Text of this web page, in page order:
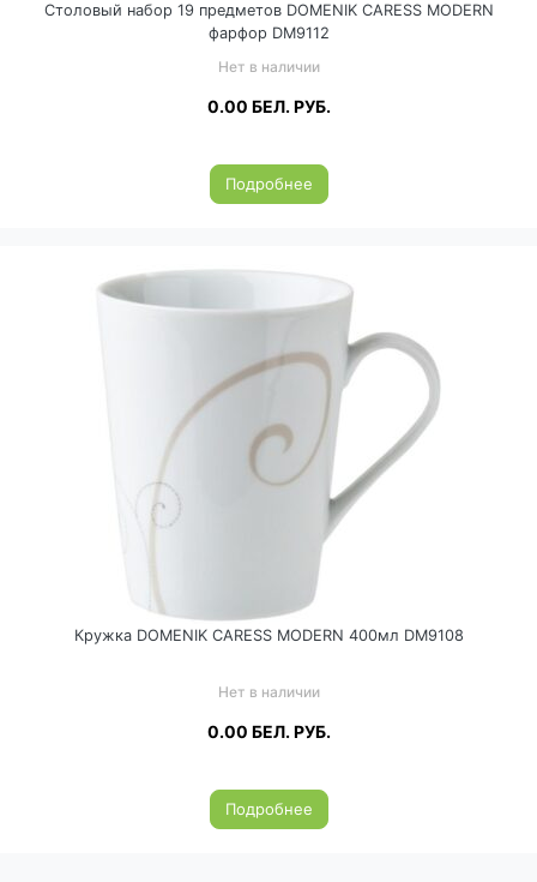
Столовый набор 19 предметов DOMENIK CARESS MODERN
фарфор DM9112
Нет в наличии
0.00 БЕЛ. РУБ.
Подробнее
Кружка DOMENIK CARESS MODERN 400мл DM9108
Нет в наличии
0.00 БЕЛ. РУБ.
Подробнее